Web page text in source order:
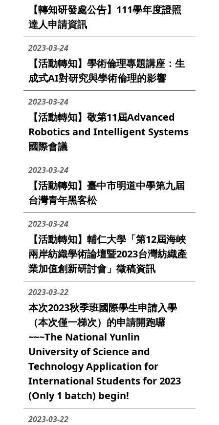
【轉知研發處公告】111學年度證照
達人申請資訊
2023-03-24
【活動轉知】學術倫理專題講座：生
成式AI對研究與學術倫理的影響
2023-03-24
【活動轉知】敬第11屆Advanced
Robotics and Intelligent Systems
國際會議
2023-03-24
【活動轉知】臺中市明道中學第九屆
台灣青年黑客松
2023-03-24
【活動轉知】輔仁大學「第12屆海峽
兩岸紡織學術論壇暨2023台灣紡織產
業加值創新研討會」徵稿資訊
2023-03-22
本次2023秋季班國際學生申請入學
（本次僅一梯次）的申請開跑囉
~~~The National Yunlin
University of Science and
Technology Application for
International Students for 2023
(Only 1 batch) begin!
2023-03-22